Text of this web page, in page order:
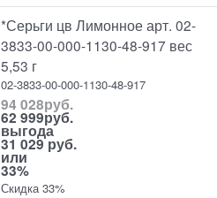
*Серьги цв Лимонное арт. 02-
3833-00-000-1130-48-917 вес
5,53 г
02-3833-00-000-1130-48-917
94 028руб.
62 999руб.
выгода
31 029 руб.
или
33%
Скидка 33%